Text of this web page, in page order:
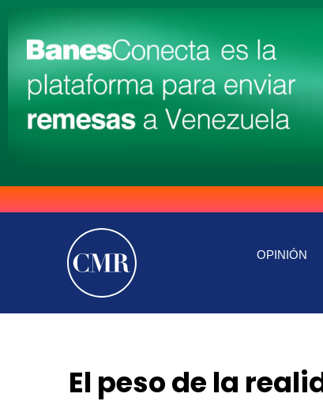
OPINIÓN
El peso de la